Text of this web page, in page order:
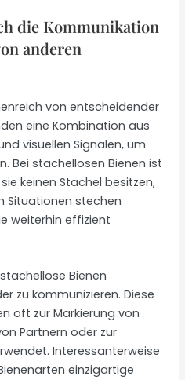
die Kommunikation
anderen
von entscheidender
eine Kombination aus
visuellen Signalen, um
Bei stachellosen Bienen ist
keinen Stachel besitzen,
Situationen stechen
weiterhin effizient
Bienen
zu kommunizieren. Diese
oft zur Markierung von
Partnern oder zur
Interessanterweise
einzigartige